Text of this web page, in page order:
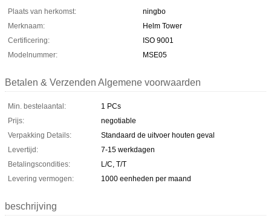
Plaats van herkomst:
ningbo
Merknaam:
Helm Tower
Certificering:
ISO 9001
Modelnummer:
MSE05
Betalen & Verzenden Algemene voorwaarden
Min. bestelaantal:
1 PCs
Prijs:
negotiable
Verpakking Details:
Standaard de uitvoer houten geval
Levertijd:
7-15 werkdagen
Betalingscondities:
L/C, T/T
Levering vermogen:
1000 eenheden per maand
beschrijving